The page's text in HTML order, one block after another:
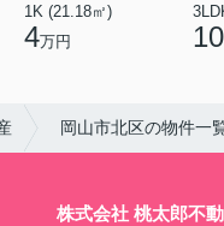
1K (21.18㎡)
4万円
岡山市北区の物件一
株式会社 桃太郎不